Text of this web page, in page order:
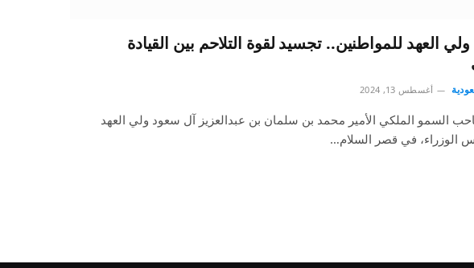
العهد للمواطنين.. تجسيد لقوة التلاحم بين القيادة
أغسطس 13, 2024
السمو الملكي الأمير محمد بن سلمان بن عبدالعزيز آل سعود ولي العهد
الوزراء، في قصر السلام…